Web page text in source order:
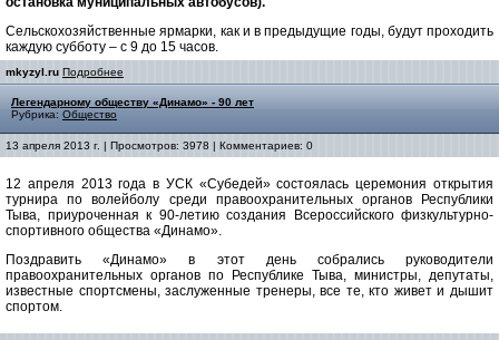
Сельскохозяйственные ярмарки, как и в предыдущие годы, будут проходить
каждую субботу – с 9 до 15 часов.
mkyzyl.ru Подробнее
Легендарному обществу «Динамо» - 90 лет
Рубрика: Общество
13 апреля 2013 г. | Просмотров: 3978 | Комментариев: 0
12 апреля 2013 года в УСК «Субедей» состоялась церемония открытия
турнира по волейболу среди правоохранительных органов Республики
Тыва, приуроченная к 90-летию создания Всероссийского физкультурно-
спортивного общества «Динамо».
Поздравить «Динамо» в этот день собрались руководители
правоохранительных органов по Республике Тыва, министры, депутаты,
известные спортсмены, заслуженные тренеры, все те, кто живет и дышит
спортом.